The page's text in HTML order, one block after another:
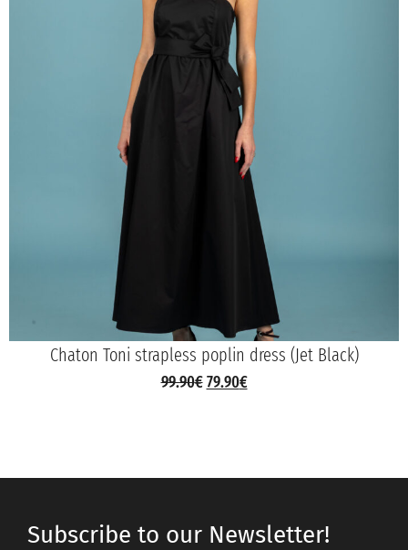
Chaton Toni strapless poplin dress (Jet Black)
99.90€ 79.90€
Subscribe to our Newsletter!